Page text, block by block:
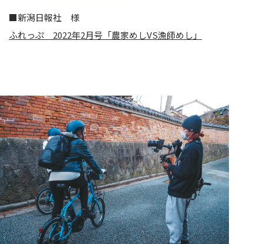
■新潟日報社 様
ふれっぷ 2022年2月号「農家めしVS漁師めし」